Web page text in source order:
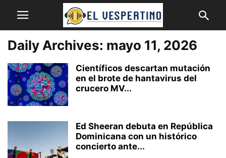
Daily Archives: mayo 11, 2026
Científicos descartan mutación
en el brote de hantavirus del
crucero MV...
Ed Sheeran debuta en República
Dominicana con un histórico
concierto ante...